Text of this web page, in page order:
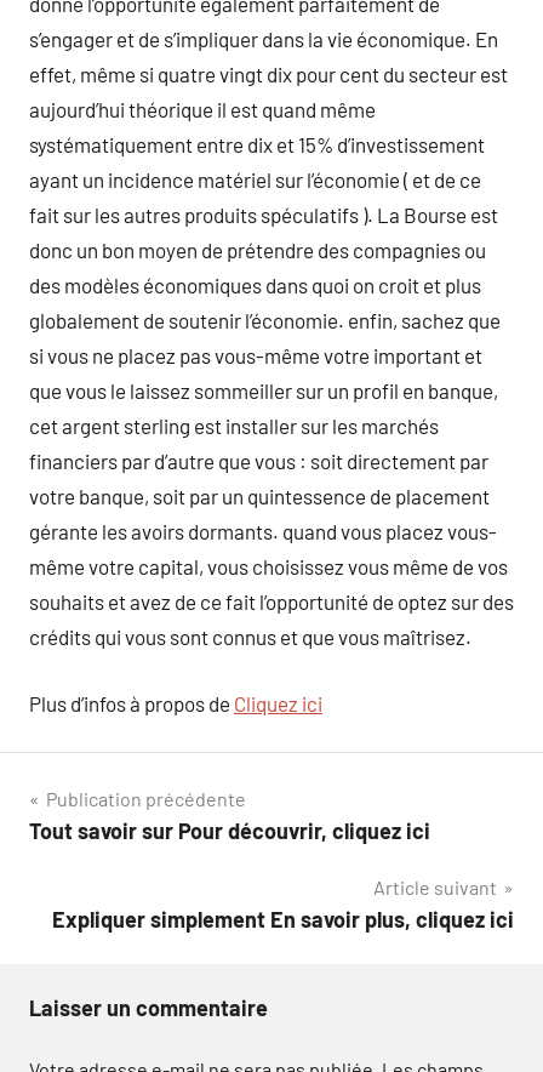
s’engager et de s’impliquer dans la vie économique. En
effet, même si quatre vingt dix pour cent du secteur est
aujourd’hui théorique il est quand même
systématiquement entre dix et 15% d’investissement
ayant un incidence matériel sur l’économie ( et de ce
fait sur les autres produits spéculatifs ). La Bourse est
donc un bon moyen de prétendre des compagnies ou
des modèles économiques dans quoi on croit et plus
globalement de soutenir l’économie. enfin, sachez que
si vous ne placez pas vous-même votre important et
que vous le laissez sommeiller sur un profil en banque,
cet argent sterling est installer sur les marchés
financiers par d’autre que vous : soit directement par
votre banque, soit par un quintessence de placement
gérante les avoirs dormants. quand vous placez vous-
même votre capital, vous choisissez vous même de vos
souhaits et avez de ce fait l’opportunité de optez sur des
crédits qui vous sont connus et que vous maîtrisez.
Plus d’infos à propos de Cliquez ici
Navigation
de
Publication précédente
Tout savoir sur Pour découvrir, cliquez ici
Article suivant
Expliquer simplement En savoir plus, cliquez ici
Laisser un commentaire